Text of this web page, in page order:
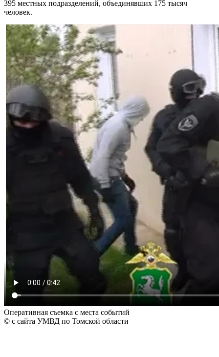
395 местных подразделений, объединявших 175 тысяч
человек.
Оперативная съемка с места событий
© с сайта УМВД по Томской области